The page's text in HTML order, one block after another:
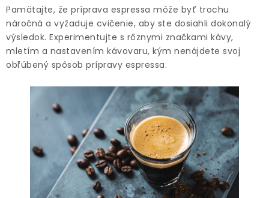
Pamätajte, že príprava espressa môže byť trochu
náročná a vyžaduje cvičenie, aby ste dosiahli dokonalý
výsledok. Experimentujte s rôznymi značkami kávy,
mletím a nastavením kávovaru, kým nenájdete svoj
obľúbený spôsob prípravy espressa.